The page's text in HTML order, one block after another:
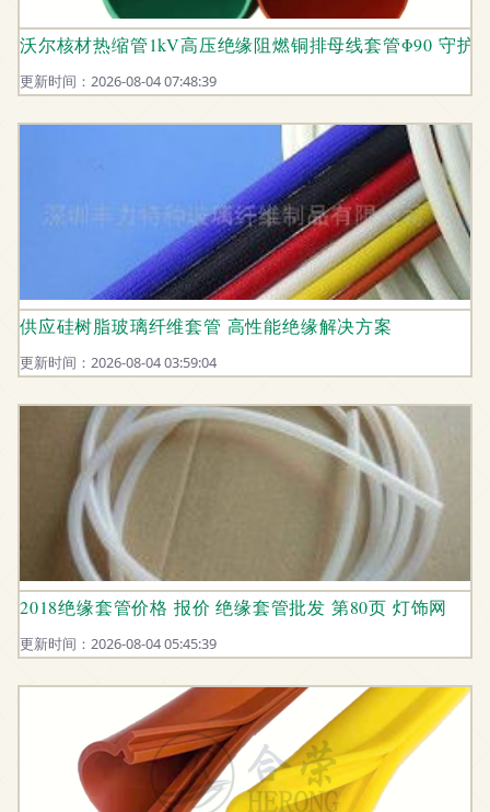
沃尔核材热缩管1kV高压绝缘阻燃铜排母线套管Φ90 守护
更新时间：2026-08-04 07:48:39
供应硅树脂玻璃纤维套管 高性能绝缘解决方案
更新时间：2026-08-04 03:59:04
2018绝缘套管价格 报价 绝缘套管批发 第80页 灯饰网
更新时间：2026-08-04 05:45:39